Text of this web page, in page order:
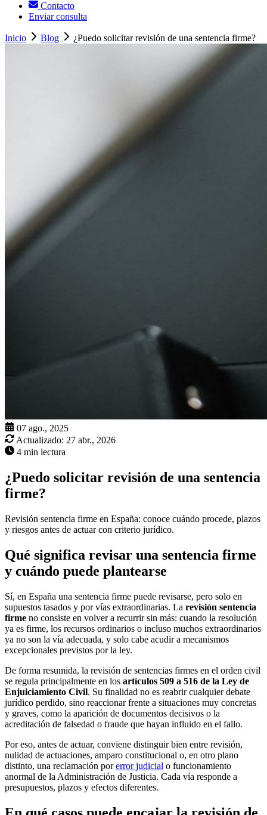
Contacto
Enviar consulta
Inicio Blog ¿Puedo solicitar revisión de una sentencia firme?
07 ago., 2025
Actualizado: 27 abr., 2026
4 min lectura
¿Puedo solicitar revisión de una sentencia
firme?
Revisión sentencia firme en España: conoce cuándo procede, plazos
y riesgos antes de actuar con criterio jurídico.
Qué significa revisar una sentencia firme
y cuándo puede plantearse
Sí, en España una sentencia firme puede revisarse, pero solo en
supuestos tasados y por vías extraordinarias. La revisión sentencia
firme no consiste en volver a recurrir sin más: cuando la resolución
ya es firme, los recursos ordinarios o incluso muchos extraordinarios
ya no son la vía adecuada, y solo cabe acudir a mecanismos
excepcionales previstos por la ley.
De forma resumida, la revisión de sentencias firmes en el orden civil
se regula principalmente en los artículos 509 a 516 de la Ley de
Enjuiciamiento Civil. Su finalidad no es reabrir cualquier debate
jurídico perdido, sino reaccionar frente a situaciones muy concretas
y graves, como la aparición de documentos decisivos o la
acreditación de falsedad o fraude que hayan influido en el fallo.
Por eso, antes de actuar, conviene distinguir bien entre revisión,
nulidad de actuaciones, amparo constitucional o, en otro plano
distinto, una reclamación porerror judicial o funcionamiento
anormal de la Administración de Justicia. Cada vía responde a
presupuestos, plazos y efectos diferentes.